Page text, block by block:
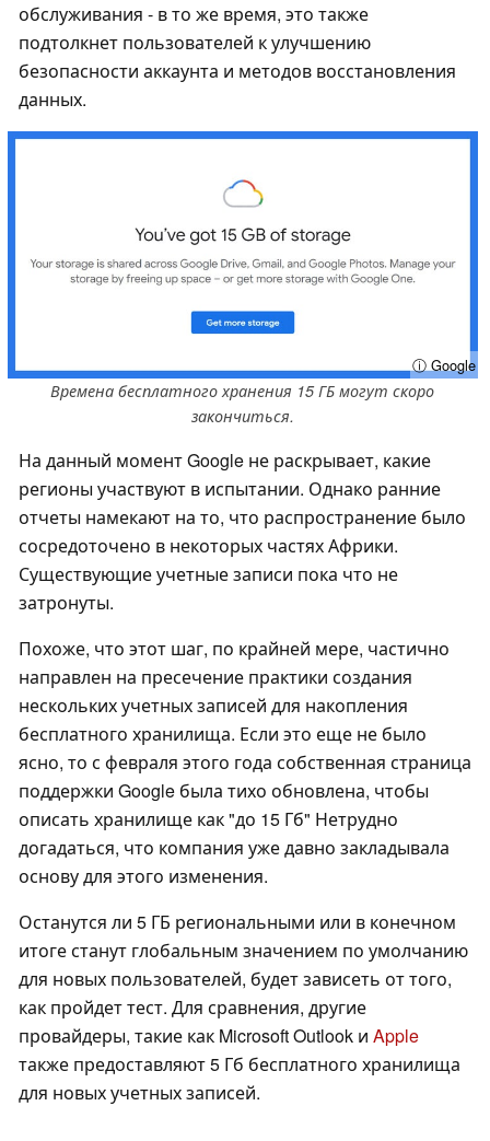
обслуживания - в то же время, это также
подтолкнет пользователей к улучшению
безопасности аккаунта и методов восстановления
данных.
ⓘ Google
Времена бесплатного хранения 15 ГБ могут скоро
закончиться.
На данный момент Google не раскрывает, какие
регионы участвуют в испытании. Однако ранние
отчеты намекают на то, что распространение было
сосредоточено в некоторых частях Африки.
Существующие учетные записи пока что не
затронуты.
Похоже, что этот шаг, по крайней мере, частично
направлен на пресечение практики создания
нескольких учетных записей для накопления
бесплатного хранилища. Если это еще не было
ясно, то с февраля этого года собственная страница
поддержки Google была тихо обновлена, чтобы
описать хранилище как "до 15 Гб" Нетрудно
догадаться, что компания уже давно закладывала
основу для этого изменения.
Останутся ли 5 ГБ региональными или в конечном
итоге станут глобальным значением по умолчанию
для новых пользователей, будет зависеть от того,
как пройдет тест. Для сравнения, другие
провайдеры, такие как Microsoft Outlook и Apple
также предоставляют 5 Гб бесплатного хранилища
для новых учетных записей.